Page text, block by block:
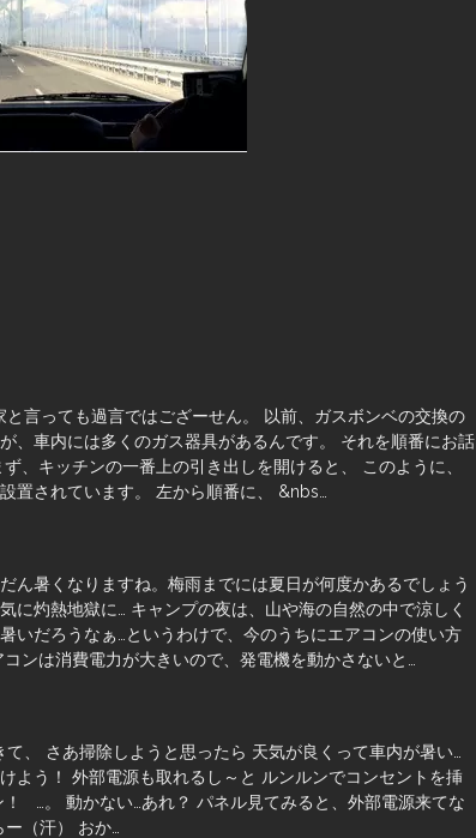
と言っても過言ではござーせん。 以前、ガスボンベの交換の
、車内には多くのガス器具があるんです。 それを順番にお話
、キッチンの一番上の引き出しを開けると、 このように、
置されています。 左から順番に、 &nbs…
ん暑くなりますね。梅雨までには夏日が何度かあるでしょう
に灼熱地獄に… キャンプの夜は、山や海の自然の中で涼しく
いだろうなぁ…というわけで、今のうちにエアコンの使い方
ンは消費電力が大きいので、発電機を動かさないと…
て、 さあ掃除しようと思ったら 天気が良くって車内が暑い…
よう！ 外部電源も取れるし～と ルンルンでコンセントを挿
！ …。 動かない…あれ？ パネル見てみると、外部電源来てな
（汗） おか…